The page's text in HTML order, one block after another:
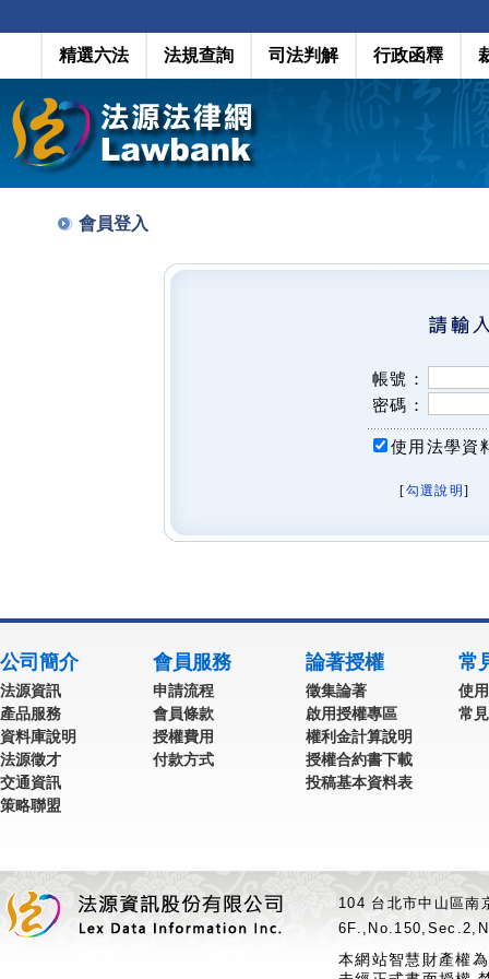
精選六法 法規查詢 司法判解 行政函釋
會員登入
帳號：
密碼：
使用法學資
[勾選說明 ]
公司簡介
法源資訊
產品服務
資料庫說明
法源徵才
交通資訊
策略聯盟
會員服務
申請流程
會員條款
授權費用
付款方式
論著授權
徵集論著
啟用授權專區
權利金計算說明
授權合約書下載
投稿基本資料表
常
使
常
104 台北市中山區
本網站智慧財產權